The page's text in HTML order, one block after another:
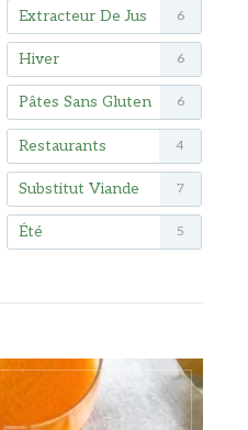
Extracteur De Jus 6
Hiver 6
Pâtes Sans Gluten 6
Restaurants 4
Substitut Viande 7
Été 5